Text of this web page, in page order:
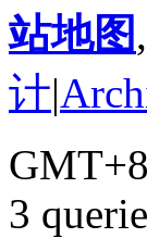
站地图
计|
3